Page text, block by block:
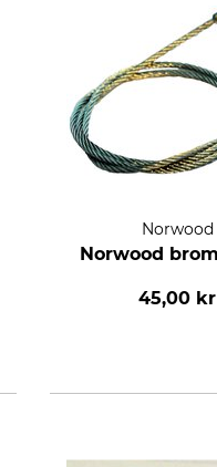
Norwood
Norwood
45,00 kr